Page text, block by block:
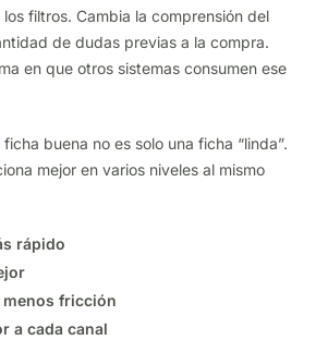
filtros. Cambia la comprensión del
de dudas previas a la compra.
en que otros sistemas consumen ese
buena no es solo una ficha “linda”.
mejor en varios niveles al mismo
rápido
fricción
a cada canal